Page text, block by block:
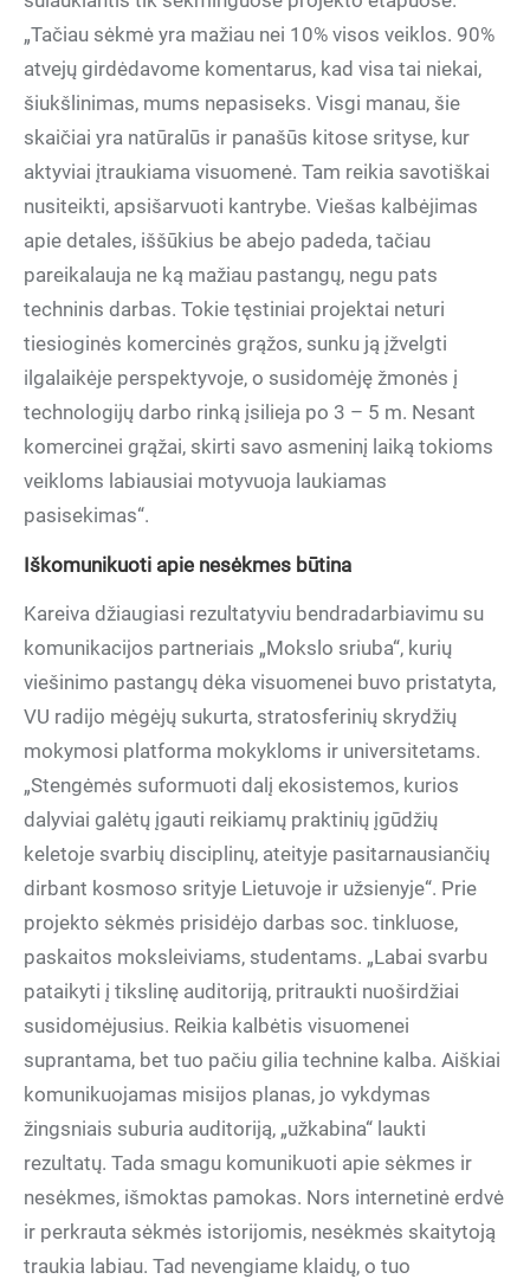
„Tačiau sėkmė yra mažiau nei 10% visos veiklos. 90%
atvejų girdėdavome komentarus, kad visa tai niekai,
šiukšlinimas, mums nepasiseks. Visgi manau, šie
skaičiai yra natūralūs ir panašūs kitose srityse, kur
aktyviai įtraukiama visuomenė. Tam reikia savotiškai
nusiteikti, apsišarvuoti kantrybe. Viešas kalbėjimas
apie detales, iššūkius be abejo padeda, tačiau
pareikalauja ne ką mažiau pastangų, negu pats
techninis darbas. Tokie tęstiniai projektai neturi
tiesioginės komercinės grąžos, sunku ją įžvelgti
ilgalaikėje perspektyvoje, o susidomėję žmonės į
technologijų darbo rinką įsilieja po 3 – 5 m. Nesant
komercinei grąžai, skirti savo asmeninį laiką tokioms
veikloms labiausiai motyvuoja laukiamas
pasisekimas“.
Iškomunikuoti apie nesėkmes būtina
Kareiva džiaugiasi rezultatyviu bendradarbiavimu su
komunikacijos partneriais „Mokslo sriuba“, kurių
viešinimo pastangų dėka visuomenei buvo pristatyta,
VU radijo mėgėjų sukurta, stratosferinių skrydžių
mokymosi platforma mokykloms ir universitetams.
„Stengėmės suformuoti dalį ekosistemos, kurios
dalyviai galėtų įgauti reikiamų praktinių įgūdžių
keletoje svarbių disciplinų, ateityje pasitarnausiančių
dirbant kosmoso srityje Lietuvoje ir užsienyje“. Prie
projekto sėkmės prisidėjo darbas soc. tinkluose,
paskaitos moksleiviams, studentams. „Labai svarbu
pataikyti į tikslinę auditoriją, pritraukti nuoširdžiai
susidomėjusius. Reikia kalbėtis visuomenei
suprantama, bet tuo pačiu gilia technine kalba. Aiškiai
komunikuojamas misijos planas, jo vykdymas
žingsniais suburia auditoriją, „užkabina“ laukti
rezultatų. Tada smagu komunikuoti apie sėkmes ir
nesėkmes, išmoktas pamokas. Nors internetinė erdvė
ir perkrauta sėkmės istorijomis, nesėkmės skaitytoją
traukia labiau. Tad nevengiame klaidų, o tuo